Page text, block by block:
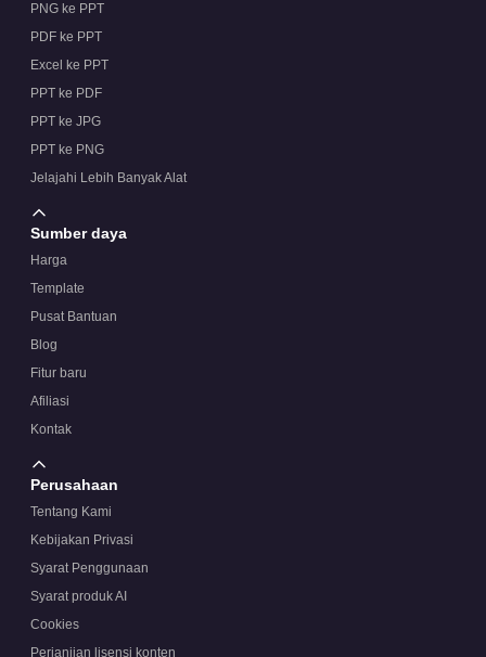
PNG ke PPT
PDF ke PPT
Excel ke PPT
PPT ke PDF
PPT ke JPG
PPT ke PNG
Jelajahi Lebih Banyak Alat
Sumber daya
Harga
Template
Pusat Bantuan
Blog
Fitur baru
Afiliasi
Kontak
Perusahaan
Tentang Kami
Kebijakan Privasi
Syarat Penggunaan
Syarat produk AI
Cookies
Perjanjian lisensi konten